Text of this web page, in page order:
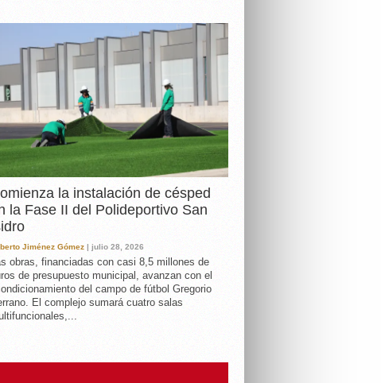
la instalación de césped
la Fase II del Polideportivo San
Jiménez Gómez | julio 28, 2026
obras, financiadas con casi 8,5 millones de
de presupuesto municipal, avanzan con el
del campo de fútbol Gregorio
El complejo sumará cuatro salas